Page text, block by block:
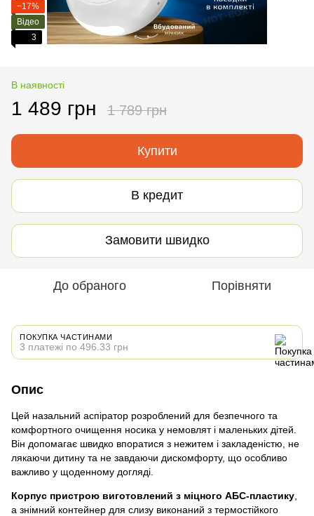
−17%
Відео
3
В наявності
1 489 грн 1 789 грн
Купити
В кредит
Замовити швидко
До обраного Порівняти
ПОКУПКА ЧАСТИНАМИ
3 платежі по 496.33 грн
Опис
Цей назальний аспіратор розроблений для безпечного та
комфортного очищення носика у немовлят і маленьких дітей.
Він допомагає швидко впоратися з нежитем і закладеністю, не
лякаючи дитину та не завдаючи дискомфорту, що особливо
важливо у щоденному догляді.
Корпус пристрою виготовлений з міцного АБС-пластику
а знімний контейнер для слизу виконаний з термостійкого